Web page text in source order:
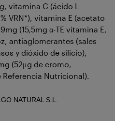
vitamina C (ácido L-
VRN*), vitamina E (acetato
(15,5mg α-TE vitamina E,
antiaglomerantes (sales
y dióxido de silicio),
(52μg de cromo,
Referencia Nutricional).
NATURAL S.L.